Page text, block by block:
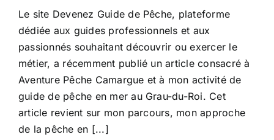
Le site Devenez Guide de Pêche, plateforme
dédiée aux guides professionnels et aux
passionnés souhaitant découvrir ou exercer le
métier, a récemment publié un article consacré à
Aventure Pêche Camargue et à mon activité de
guide de pêche en mer au Grau-du-Roi. Cet
article revient sur mon parcours, mon approche
de la pêche en [...]